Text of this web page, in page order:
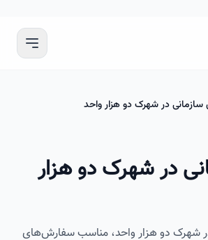
در شهرک دو هزار واحد
شهرک دو هزار
هزار واحد، مناسب سفارش‌های
می‌شود